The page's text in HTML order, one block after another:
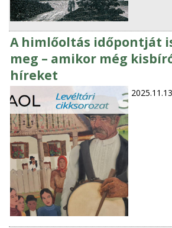
A himlőoltás időpontját
meg – amikor még
híreket